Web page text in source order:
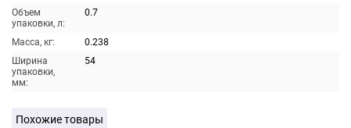
Объем
упаковки, л:
0.7
Масса, кг:
0.238
Ширина
упаковки,
мм:
54
Похожие товары